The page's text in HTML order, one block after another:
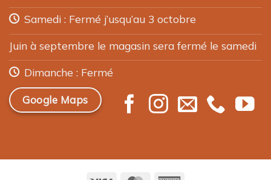
Samedi : Fermé j’usqu’au 3 octobre
Juin à septembre le magasin sera fermé le samedi
Dimanche : Fermé
Google Maps